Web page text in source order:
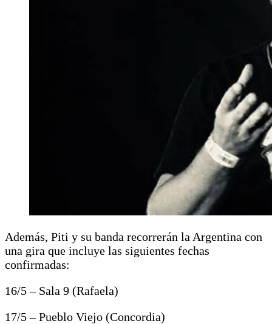
Además, Piti y su banda recorrerán la Argentina con
una gira que incluye las siguientes fechas
confirmadas:
16/5 – Sala 9 (Rafaela)
17/5 – Pueblo Viejo (Concordia)